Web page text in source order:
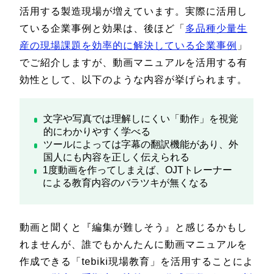
活用する製造現場が増えています。実際に活用し
ている企業事例と効果は、後ほど「 多品種少量生
産の現場課題を効率的に解決している企業事例 」
でご紹介しますが、動画マニュアルを活用する有
効性として、以下のような内容が挙げられます。
文字や写真では理解しにくい「動作」を視覚
的にわかりやすく学べる
ツールによっては字幕の翻訳機能があり、外
国人にも内容を正しく伝えられる
1度動画を作ってしまえば、OJTトレーナー
による教育内容のバラツキが無くなる
動画と聞くと『編集が難しそう』と感じるかもし
れませんが、誰でもかんたんに動画マニュアルを
作成できる「tebiki現場教育」を活用することによ